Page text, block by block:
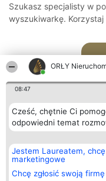
ORŁY
08:47
Cześć, chętnie Ci
odpowiedni temat
Jestem Laureatem,
marketingowe
Chcę zgłosić swoją firmę
Szukasz specjalisty w
wyszukiwarkę.
Organizator plebiscytu
Bright Side Solutions sp. z o.
o. sp. k.
ul. Ruska 22
Wrocław 50-079